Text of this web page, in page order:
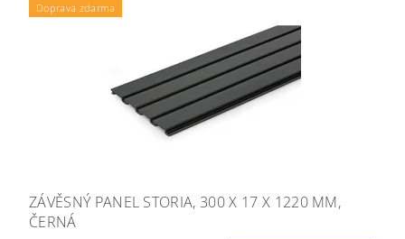
Doprava zdarma
ZÁVĚSNÝ PANEL STORIA, 300 X 17 X 1220 MM,
ČERNÁ